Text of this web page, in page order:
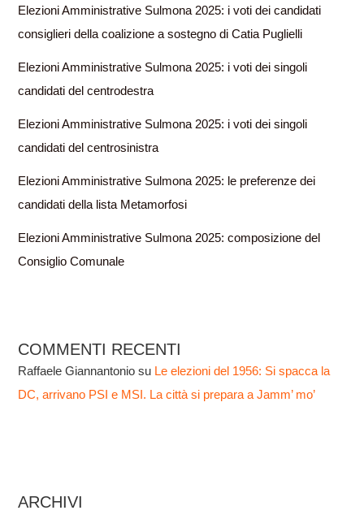
Elezioni Amministrative Sulmona 2025: i voti dei candidati
consiglieri della coalizione a sostegno di Catia Puglielli
Elezioni Amministrative Sulmona 2025: i voti dei singoli
candidati del centrodestra
Elezioni Amministrative Sulmona 2025: i voti dei singoli
candidati del centrosinistra
Elezioni Amministrative Sulmona 2025: le preferenze dei
candidati della lista Metamorfosi
Elezioni Amministrative Sulmona 2025: composizione del
Consiglio Comunale
COMMENTI RECENTI
Raffaele Giannantonio su Le elezioni del 1956: Si spacca la
DC, arrivano PSI e MSI. La città si prepara a Jamm’ mo’
ARCHIVI